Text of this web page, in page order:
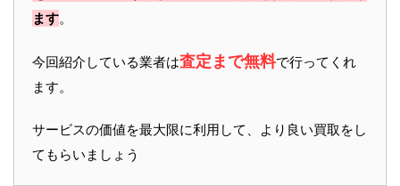
ます。
今回紹介している業者は査定まで無料で行ってくれ
ます。
サービスの価値を最大限に利用して、より良い買取をし
てもらいましょう